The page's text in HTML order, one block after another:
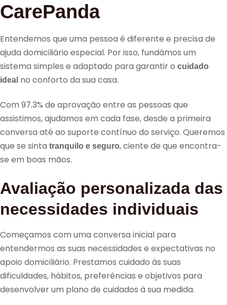
CarePanda
Entendemos que uma pessoa é diferente e precisa de
ajuda domiciliário especial. Por isso, fundámos um
sistema simples e adaptado para garantir o cuidado
ideal no conforto da sua casa.
Com 97.3% de aprovação entre as pessoas que
assistimos, ajudamos em cada fase, desde a primeira
conversa até ao suporte contínuo do serviço. Queremos
que se sinta tranquilo e seguro, ciente de que encontra-
se em boas mãos.
Avaliação personalizada das
necessidades individuais
Começamos com uma conversa inicial para
entendermos as suas necessidades e expectativas no
apoio domiciliário. Prestamos cuidado às suas
dificuldades, hábitos, preferências e objetivos para
desenvolver um plano de cuidados à sua medida.